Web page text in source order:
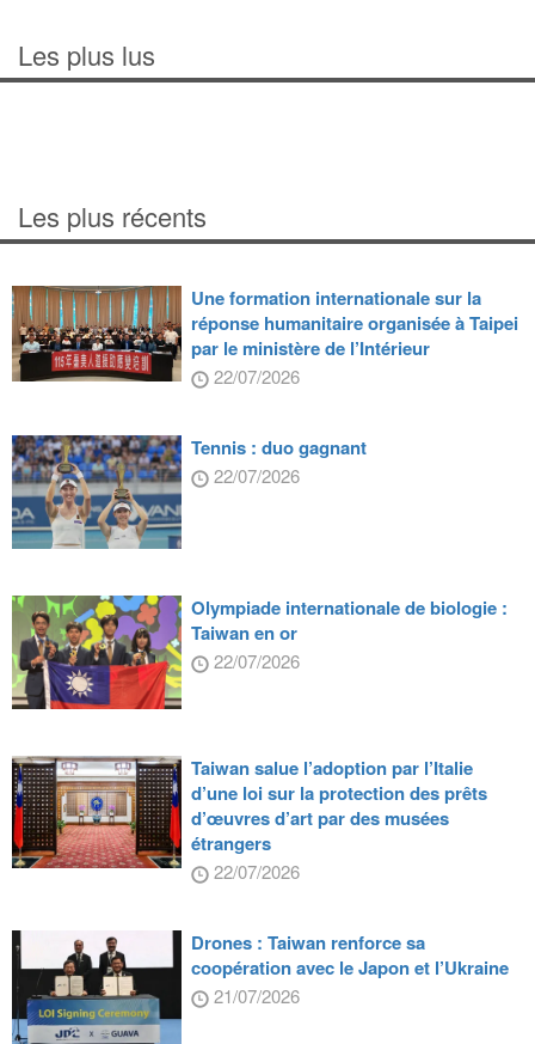
Les plus lus
Les plus récents
Une formation internationale sur la
réponse humanitaire organisée à Taipei
par le ministère de l’Intérieur
22/07/2026
Tennis : duo gagnant
22/07/2026
Olympiade internationale de biologie :
Taiwan en or
22/07/2026
Taiwan salue l’adoption par l’Italie
d’une loi sur la protection des prêts
d’œuvres d’art par des musées
étrangers
22/07/2026
Drones : Taiwan renforce sa
coopération avec le Japon et l’Ukraine
21/07/2026